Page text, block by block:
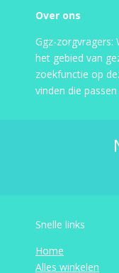
Over ons
Ggz-zorgvragers:
het gebied van
zoekfunctie op
vinden die
Snelle links
Home
Alles winkelen